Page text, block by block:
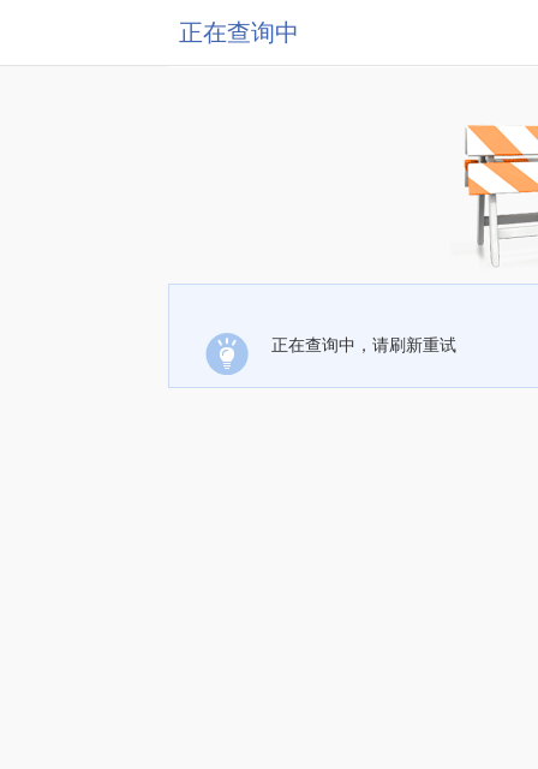
正在查询中
正在查询中，请刷新重试